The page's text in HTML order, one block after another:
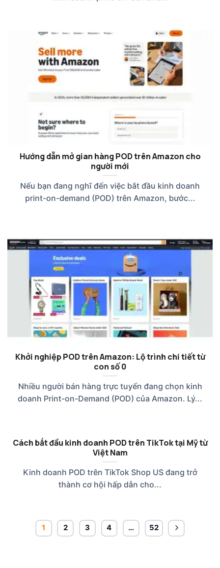
Hướng dẫn mở gian hàng POD trên Amazon cho
người mới
Nếu bạn đang nghĩ đến việc bắt đầu kinh doanh
print-on-demand (POD) trên Amazon, bước...
Khởi nghiệp POD trên Amazon: Lộ trình chi tiết từ
con số 0
Nhiều người bán hàng trực tuyến đang chọn kinh
doanh Print-on-Demand (POD) của Amazon. Lý...
Cách bắt đầu kinh doanh POD trên TikTok tại Mỹ từ
Việt Nam
Kinh doanh POD trên TikTok Shop US đang trở
thành cơ hội hấp dẫn cho...
1 2 3 4 … 52